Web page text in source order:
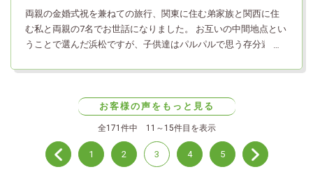
両親の金婚式祝を兼ねての旅行、関東に住む弟家族と関西に住
む私と両親の7名でお世話になりました。 お互いの中間地点とい
うことで選んだ浜松ですが、子供達はパルパルで思う存分遊
美味しい食事。スタッフの皆様の心配りも素晴らしく、大人も
席料理にしたのですが、家族写真の撮影サービスに加えて、両
とができました。子供達も夕食の鰻にとても喜んでパクパク完
食。 朝のバイキングも種類豊富で、控えめにしなくては…と思い
お客様の声をもっと見る
全171件中 11～15件目を表示
1 2 3 4 5